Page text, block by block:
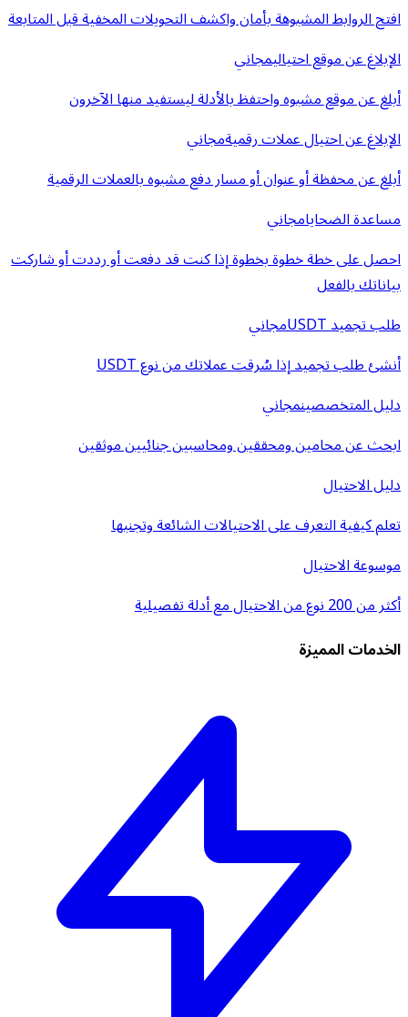
افتح الروابط المشبوهة بأمان واكشف التحويلات المخفية قبل المتابعة
الإبلاغ عن موقع احتياليمجاني
أبلغ عن موقع مشبوه واحتفظ بالأدلة ليستفيد منها الآخرون
الإبلاغ عن احتيال عملات رقميةمجاني
أبلغ عن محفظة أو عنوان أو مسار دفع مشبوه بالعملات الرقمية
مساعدة الضحايامجاني
احصل على خطة خطوة بخطوة إذا كنت قد دفعت أو رددت أو شاركت
بياناتك بالفعل
طلب تجميد USDT
مجاني
أنشئ طلب تجميد إذا سُرقت عملاتك من نوع USDT
دليل المتخصصينمجاني
ابحث عن محامين ومحققين ومحاسبين جنائيين موثقين
دليل الاحتيال
تعلم كيفية التعرف على الاحتيالات الشائعة وتجنبها
موسوعة الاحتيال
أكثر من 200 نوع من الاحتيال مع أدلة تفصيلية
الخدمات المميزة